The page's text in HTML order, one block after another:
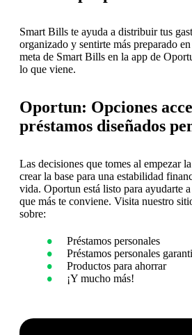
Smart Bills te ayuda a distribuir tus
organizado y sentirte más preparado
meta de Smart Bills en la app de
lo que viene.
Oportun: Opciones
préstamos diseñados
Las decisiones que tomes al empezar
crear la base para una estabilidad
vida. Oportun está listo para ayudarte
que más te conviene. Visita nuestro
sobre:
Préstamos personales
Préstamos personales
Productos para ahorrar
¡Y mucho más!